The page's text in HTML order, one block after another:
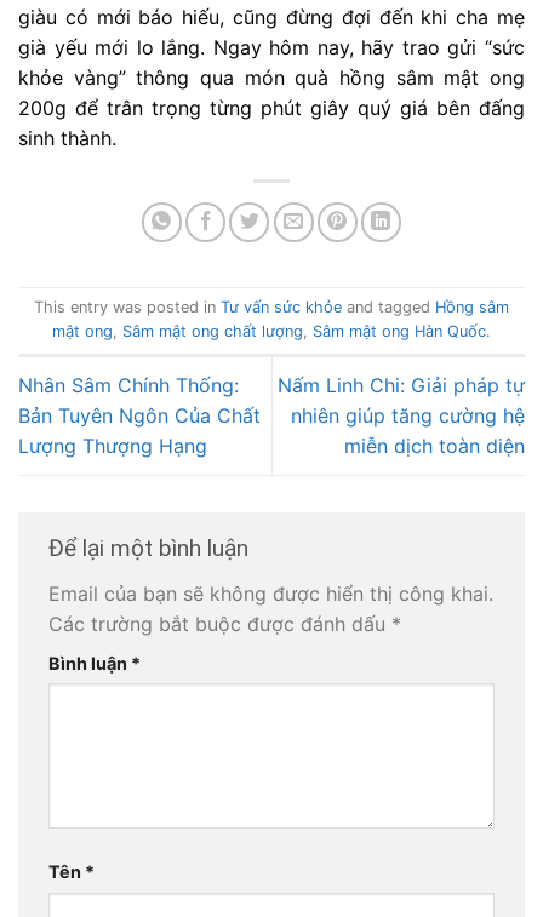
giàu có mới báo hiếu, cũng đừng đợi đến khi cha mẹ
già yếu mới lo lắng. Ngay hôm nay, hãy trao gửi “sức
khỏe vàng” thông qua món quà hồng sâm mật ong
200g để trân trọng từng phút giây quý giá bên đấng
sinh thành.
This entry was posted in Tư vấn sức khỏe and tagged Hồng sâm
mật ong, Sâm mật ong chất lượng, Sâm mật ong Hàn Quốc.
Nhân Sâm Chính Thống:
Bản Tuyên Ngôn Của Chất
Lượng Thượng Hạng
Nấm Linh Chi: Giải pháp tự
nhiên giúp tăng cường hệ
miễn dịch toàn diện
Để lại một bình luận
Email của bạn sẽ không được hiển thị công khai.
Các trường bắt buộc được đánh dấu *
Bình luận *
Tên *